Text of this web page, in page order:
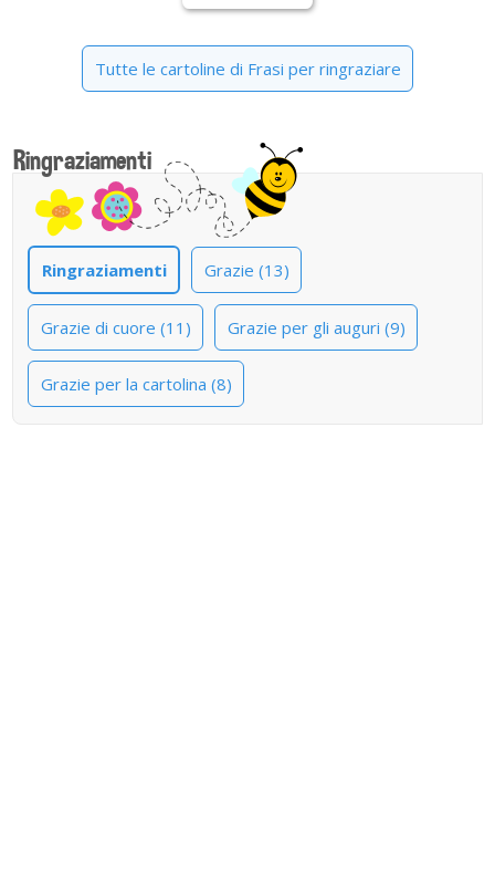
Tutte le cartoline di Frasi per ringraziare
Ringraziamenti
Ringraziamenti Grazie (13)
Grazie di cuore (11) Grazie per gli auguri (9)
Grazie per la cartolina (8)